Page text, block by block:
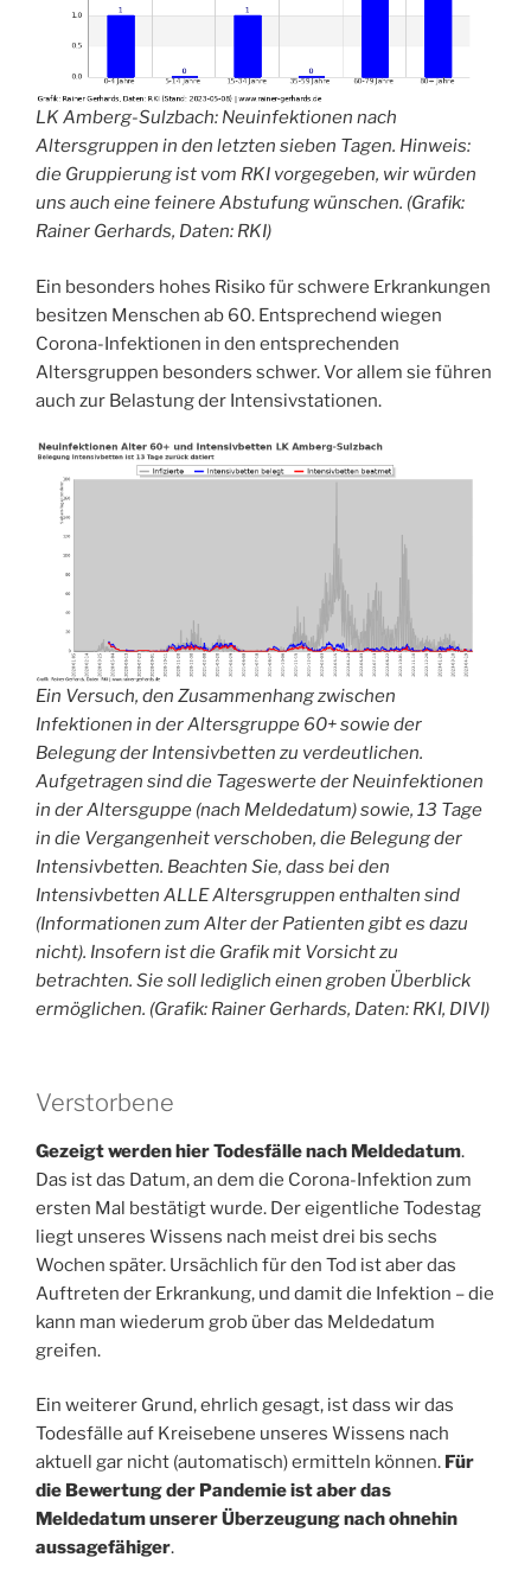
LK Amberg-Sulzbach: Neuinfektionen nach
Altersgruppen in den letzten sieben Tagen. Hinweis:
die Gruppierung ist vom RKI vorgegeben, wir würden
uns auch eine feinere Abstufung wünschen. (Grafik:
Rainer Gerhards, Daten: RKI)
Ein besonders hohes Risiko für schwere Erkrankungen
besitzen Menschen ab 60. Entsprechend wiegen
Corona-Infektionen in den entsprechenden
Altersgruppen besonders schwer. Vor allem sie führen
auch zur Belastung der Intensivstationen.
Ein Versuch, den Zusammenhang zwischen
Infektionen in der Altersgruppe 60+ sowie der
Belegung der Intensivbetten zu verdeutlichen.
Aufgetragen sind die Tageswerte der Neuinfektionen
in der Altersguppe (nach Meldedatum) sowie, 13 Tage
in die Vergangenheit verschoben, die Belegung der
Intensivbetten. Beachten Sie, dass bei den
Intensivbetten ALLE Altersgruppen enthalten sind
(Informationen zum Alter der Patienten gibt es dazu
nicht). Insofern ist die Grafik mit Vorsicht zu
betrachten. Sie soll lediglich einen groben Überblick
ermöglichen. (Grafik: Rainer Gerhards, Daten: RKI, DIVI)
Verstorbene
Gezeigt werden hier Todesfälle nach Meldedatum.
Das ist das Datum, an dem die Corona-Infektion zum
ersten Mal bestätigt wurde. Der eigentliche Todestag
liegt unseres Wissens nach meist drei bis sechs
Wochen später. Ursächlich für den Tod ist aber das
Auftreten der Erkrankung, und damit die Infektion – die
kann man wiederum grob über das Meldedatum
greifen.
Ein weiterer Grund, ehrlich gesagt, ist dass wir das
Todesfälle auf Kreisebene unseres Wissens nach
aktuell gar nicht (automatisch) ermitteln können. Für
die Bewertung der Pandemie ist aber das
Meldedatum unserer Überzeugung nach ohnehin
aussagefähiger.